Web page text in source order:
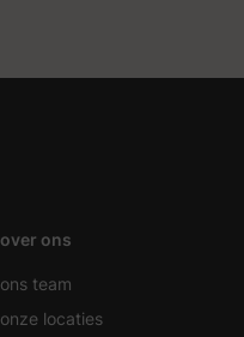
over ons
ons team
onze locaties